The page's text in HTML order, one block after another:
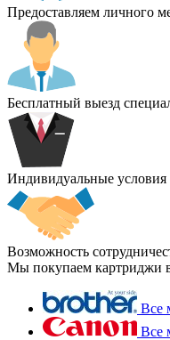
Предоставляем личного
Бесплатный выезд
Индивидуальные условия
Возможность
Мы покупаем картриджи
Все
Все